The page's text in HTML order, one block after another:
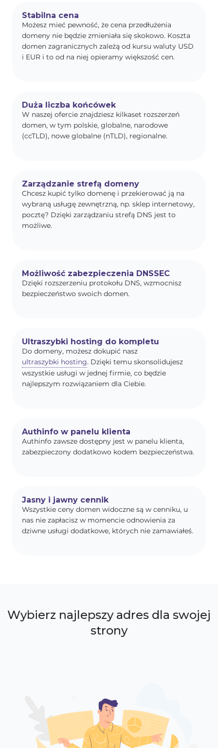
Stabilna cena
Możesz mieć pewność, że cena przedłużenia
domeny nie będzie zmieniała się skokowo. Koszta
domen zagranicznych zależą od kursu waluty USD
i EUR i to od na niej opieramy większość cen.
Duża liczba końcówek
W naszej ofercie znajdziesz kilkaset rozszerzeń
domen, w tym polskie, globalne, narodowe
(ccTLD), nowe globalne (nTLD), regionalne.
Zarządzanie strefą domeny
Chcesz kupić tylko domenę i przekierować ją na
wybraną usługę zewnętrzną, np. sklep internetowy,
pocztę? Dzięki zarządzaniu strefą DNS jest to
możliwe.
Możliwość zabezpieczenia DNSSEC
Dzięki rozszerzeniu protokołu DNS, wzmocnisz
bezpieczeństwo swoich domen.
Ultraszybki hosting do kompletu
Do domeny, możesz dokupić nasz
ultraszybki hosting. Dzięki temu skonsolidujesz
wszystkie usługi w jednej firmie, co będzie
najlepszym rozwiązaniem dla Ciebie.
Authinfo w panelu klienta
Authinfo zawsze dostępny jest w panelu klienta,
zabezpieczony dodatkowo kodem bezpieczeństwa.
Jasny i jawny cennik
Wszystkie ceny domen widoczne są w cenniku, u
nas nie zapłacisz w momencie odnowienia za
dziwne usługi dodatkowe, których nie zamawiałeś.
Wybierz najlepszy adres dla swojej
strony